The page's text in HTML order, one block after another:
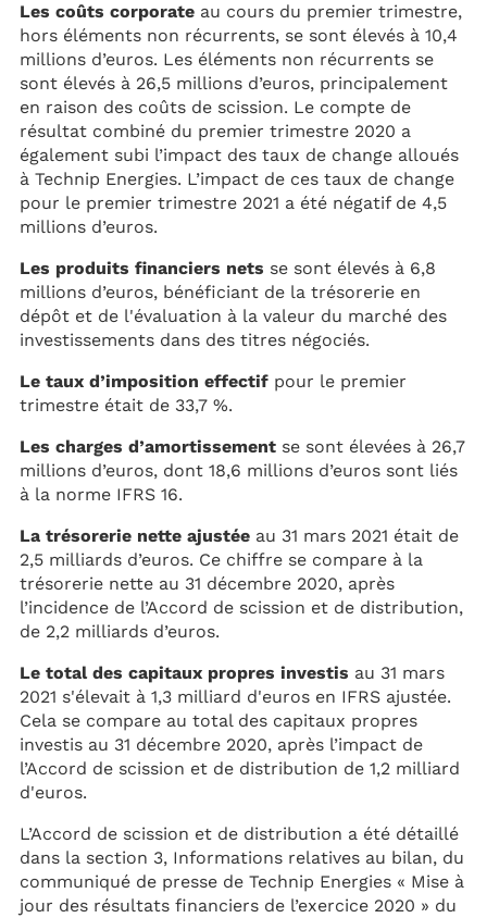
Les coûts corporate au cours du premier trimestre,
hors éléments non récurrents, se sont élevés à 10,4
millions d’euros. Les éléments non récurrents se
sont élevés à 26,5 millions d’euros, principalement
en raison des coûts de scission. Le compte de
résultat combiné du premier trimestre 2020 a
également subi l’impact des taux de change alloués
à Technip Energies. L’impact de ces taux de change
pour le premier trimestre 2021 a été négatif de 4,5
millions d’euros.
Les produits financiers nets se sont élevés à 6,8
millions d’euros, bénéficiant de la trésorerie en
dépôt et de l'évaluation à la valeur du marché des
investissements dans des titres négociés.
Le taux d’imposition effectif pour le premier
trimestre était de 33,7 %.
Les charges d’amortissement se sont élevées à 26,7
millions d’euros, dont 18,6 millions d’euros sont liés
à la norme IFRS 16.
La trésorerie nette ajustée au 31 mars 2021 était de
2,5 milliards d’euros. Ce chiffre se compare à la
trésorerie nette au 31 décembre 2020, après
l’incidence de l’Accord de scission et de distribution,
de 2,2 milliards d’euros.
Le total des capitaux propres investis au 31 mars
2021 s'élevait à 1,3 milliard d'euros en IFRS ajustée.
Cela se compare au total des capitaux propres
investis au 31 décembre 2020, après l’impact de
l’Accord de scission et de distribution de 1,2 milliard
d'euros.
L’Accord de scission et de distribution a été détaillé
dans la section 3, Informations relatives au bilan, du
communiqué de presse de Technip Energies « Mise à
jour des résultats financiers de l’exercice 2020 » du